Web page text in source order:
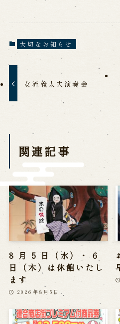
求人情報
※株式会社うずのくに南あわじの
関連施設
通販サイトうずのくに
うずの丘大鳴門橋記念
大切なお知らせ
女流義太夫演奏会
関連記事
8 月 5 日（水）・ 6
日（木）は休館いたし
ます
2026年8月5日